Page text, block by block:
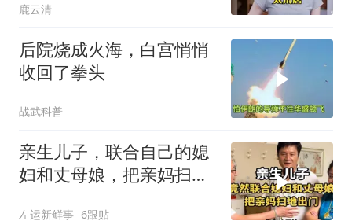
鹿云清
后院烧成火海，白宫悄悄
收回了拳头
战武科普
亲生儿子，联合自己的媳
妇和丈母娘，把亲妈扫地
左运新鲜事 6跟贴